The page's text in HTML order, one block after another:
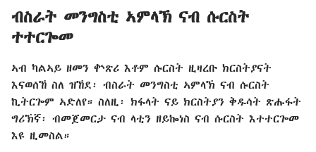
ብስራት መንግስቲ ኣምላኽ ናብ ሱርስት
ተተርጐመ
ኣብ ካልኣይ ዘመን ቍጽሪ እቶም ሱርስት ዚዛረቡ ክርስትያናት
እናወሰኸ ስለ ዝኸደ፡ ብስራት መንግስቲ ኣምላኽ ናብ ሱርስት
ኪትርጐም ኣድለየ። ስለዚ፡ ክፋላት ናይ ክርስትያን ቅዱሳት ጽሑፋት
ግሪኽኛ፡ ብመጀመርታ ናብ ላቲን ዘይኰነስ ናብ ሱርስት እተተርጐመ
እዩ ዚመስል።